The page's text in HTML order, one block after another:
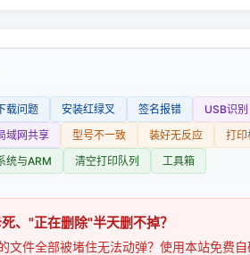
载问题 安装红绿叉 签名报错
USB识别
域网共享
型号不一致 装好无反应
打印
统与ARM
清空打印队列 工具箱
、"正在删除"半天删不掉？
文件全部被堵住无法动弹？使用本站免费